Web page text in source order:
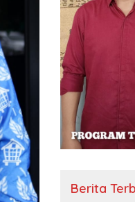
Berita